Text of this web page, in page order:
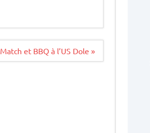
Match et BBQ à l’US Dole »